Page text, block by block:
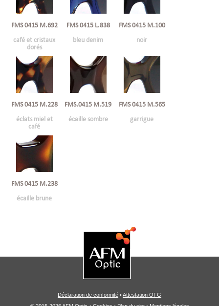
FMS 0415 M.692
café et cristaux
dorés
FMS 0415 L.838
bleu denim
FMS 0415 M.100
noir
FMS 0415 M.228
éclats miel et
café
FMS.0415 M.519
écaille sombre
FMS 0415 M.565
garrigue
FMS 0415 M.238
écaille brune
Déclaration de conformité •Attestation OFG